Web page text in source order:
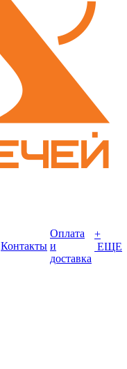
Контакты
Оплата
и
доставка
+
ЕЩЕ